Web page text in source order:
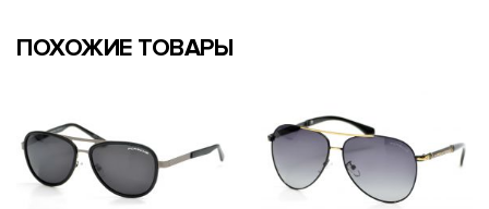
ПОХОЖИЕ ТОВАРЫ